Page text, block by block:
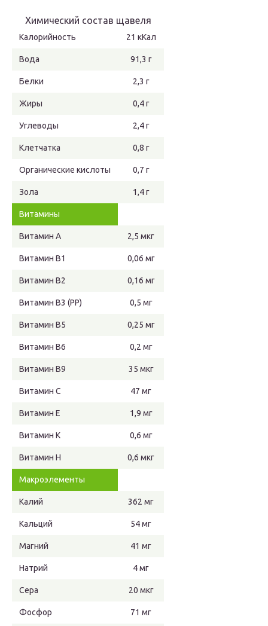
Химический состав щавеля
Калорийность 21 кКал
Вода 91,3 г
Белки 2,3 г
Жиры 0,4 г
Углеводы 2,4 г
Клетчатка 0,8 г
Органические кислоты 0,7 г
Зола 1,4 г
Витамины
Витамин А 2,5 мкг
Витамин В1 0,06 мг
Витамин В2 0,16 мг
Витамин В3 (РР) 0,5 мг
Витамин В5 0,25 мг
Витамин В6 0,2 мг
Витамин В9 35 мкг
Витамин С 47 мг
Витамин Е 1,9 мг
Витамин К 0,6 мг
Витамин H 0,6 мкг
Макроэлементы
Калий 362 мг
Кальций 54 мг
Магний 41 мг
Натрий 4 мг
Сера 20 мкг
Фосфор 71 мг